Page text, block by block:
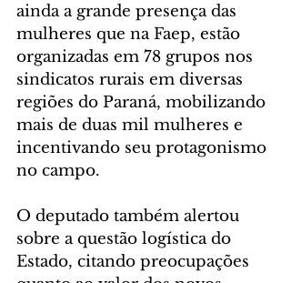
ainda a grande presença das
mulheres que na Faep, estão
organizadas em 78 grupos nos
sindicatos rurais em diversas
regiões do Paraná, mobilizando
mais de duas mil mulheres e
incentivando seu protagonismo
no campo.
O deputado também alertou
sobre a questão logística do
Estado, citando preocupações